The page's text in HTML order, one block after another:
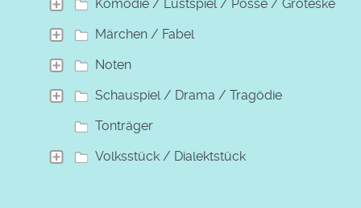
Komödie / Lustspiel / Posse / Groteske
Märchen / Fabel
Noten
Schauspiel / Drama / Tragödie
Tonträger
Volksstück / Dialektstück